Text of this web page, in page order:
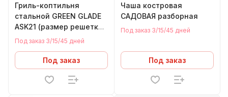
Гриль-коптильня
стальной GREEN GLADE
ASK21 (размер решетки
470 х 470 мм)
Под заказ 3/15/45 дней
Под заказ
Чаша костровая
САДОВАЯ разборная
Под заказ 3/15/45 дней
Под заказ